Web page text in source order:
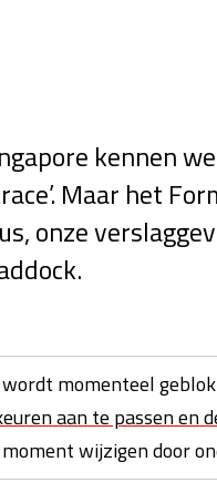
kennen
Maar het
onze
momenteel
aan te passen en
wijzigen door